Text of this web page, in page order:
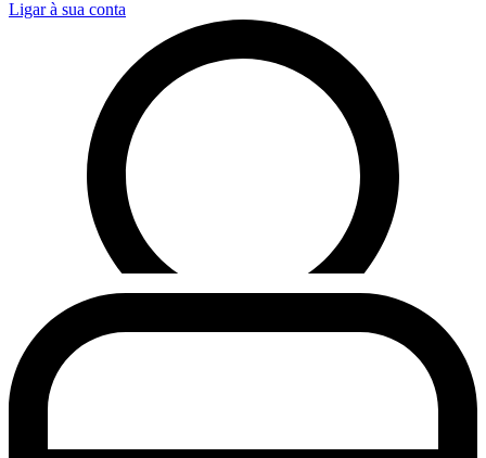
Ligar à sua conta